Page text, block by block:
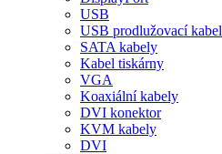
USB
USB prodlužovací kabel
SATA kabely
Kabel tiskárny
VGA
Koaxiální kabely
DVI konektor
KVM kabely
DVI